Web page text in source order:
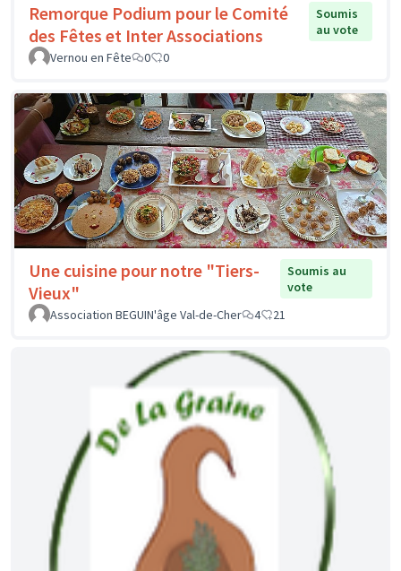
Remorque Podium pour le Comité
des Fêtes et Inter Associations
Soumis
au vote
Vernou en Fête
0 0
Une cuisine pour notre "Tiers-
Vieux"
Soumis au
vote
Association BEGUIN'âge Val-de-Cher
4 21